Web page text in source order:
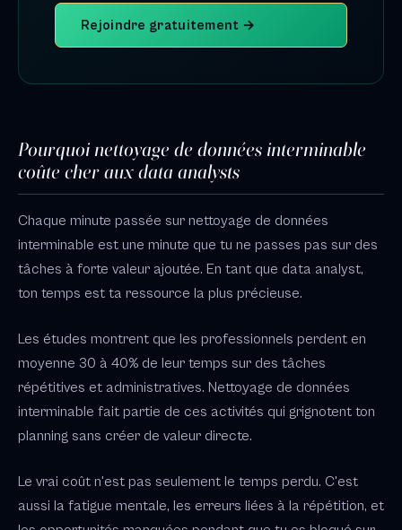
Rejoindre gratuitement →
Pourquoi nettoyage de données interminable
coûte cher aux data analysts
Chaque minute passée sur nettoyage de données
interminable est une minute que tu ne passes pas sur des
tâches à forte valeur ajoutée. En tant que data analyst,
ton temps est ta ressource la plus précieuse.
Les études montrent que les professionnels perdent en
moyenne 30 à 40% de leur temps sur des tâches
répétitives et administratives. Nettoyage de données
interminable fait partie de ces activités qui grignotent ton
planning sans créer de valeur directe.
Le vrai coût n'est pas seulement le temps perdu. C'est
aussi la fatigue mentale, les erreurs liées à la répétition, et